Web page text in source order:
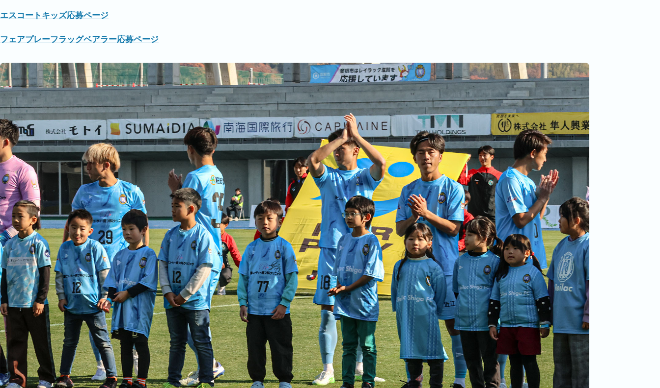
エスコートキッズ応募ページ
フェアプレーフラッグベアラー応募ページ